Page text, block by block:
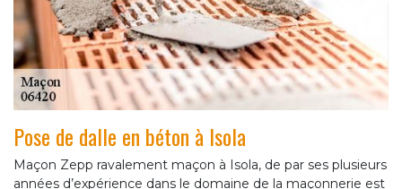
Pose de dalle en béton à Isola
Maçon Zepp ravalement maçon à Isola, de par ses plusieurs
années d’expérience dans le domaine de la maçonnerie est